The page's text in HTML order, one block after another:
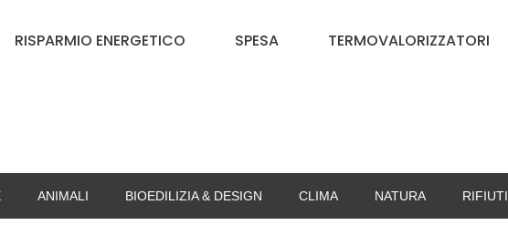
RISPARMIO ENERGETICO SPESA TERMOVALORIZZATORI
ANIMALI BIOEDILIZIA & DESIGN CLIMA NATURA RIFIUTI